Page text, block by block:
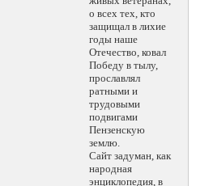
о всех тех, кто
защищал в лихие
годы наше
Отечество, ковал
Победу в тылу,
прославлял
ратными и
трудовыми
подвигами
Пензенскую
землю.
Сайт задуман, как
народная
энциклопедия, в